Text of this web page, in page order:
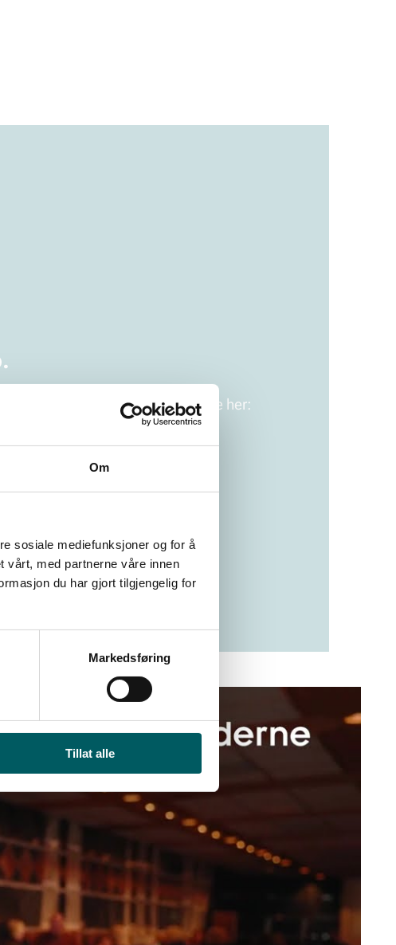
Om
sosiale mediefunksjoner og for å
vårt, med partnerne våre innen
du har gjort tilgjengelig for
Markedsføring
Tillat alle
Du kan enkelt endre samtykke her: